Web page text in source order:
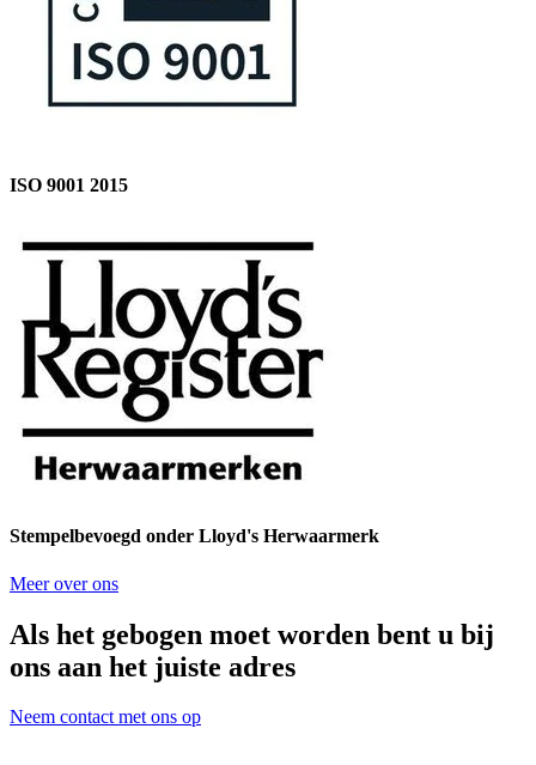
ISO 9001 2015
Stempelbevoegd onder Lloyd's Herwaarmerk
Meer over ons
Als het gebogen moet worden bent u bij
ons aan het juiste adres
Neem contact met ons op